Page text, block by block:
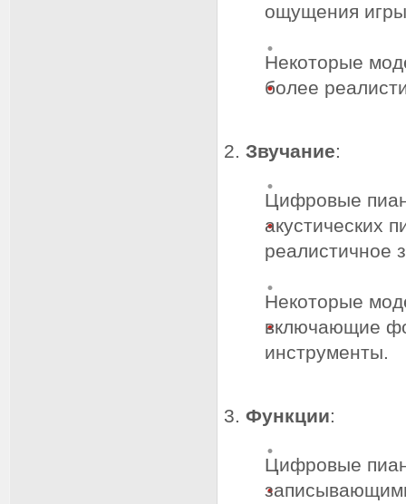
ощущения
Некоторые
более
Звучание:
Цифровые
акустических
реалистичное
Некоторые
включающие
инструменты.
Функции:
Цифровые